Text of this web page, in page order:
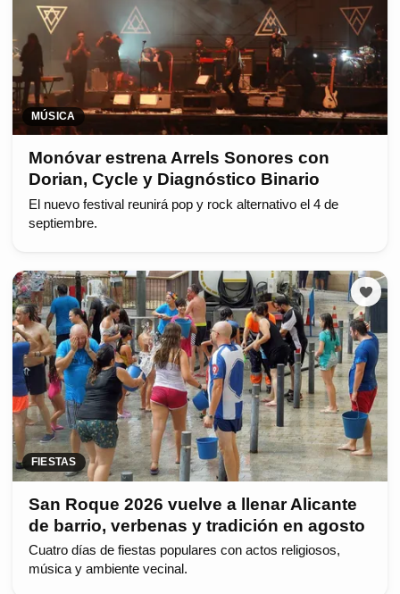
MÚSICA
Monóvar estrena Arrels Sonores con
Dorian, Cycle y Diagnóstico Binario
El nuevo festival reunirá pop y rock alternativo el 4 de
septiembre.
FIESTAS
San Roque 2026 vuelve a llenar Alicante
de barrio, verbenas y tradición en agosto
Cuatro días de fiestas populares con actos religiosos,
música y ambiente vecinal.